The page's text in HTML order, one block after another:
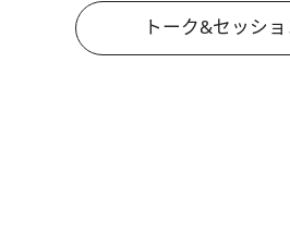
トーク&セッシ